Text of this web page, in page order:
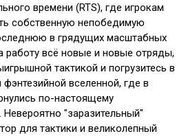
времени (RTS), где игрокам
собственную непобедимую
в грядущих масштабных
работу всё новые и новые отряды,
тактикой и погрузитесь в
вселенной, где в
по-настоящему
"заразительный"
для тактики и великолепный